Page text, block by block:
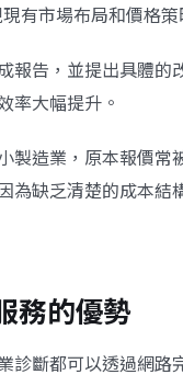
現有市場布局和價格
報告，並提出具體
率大幅提升。
製造業，原本報價
為缺乏清楚的成本
務的優勢
診斷都可以透過網路